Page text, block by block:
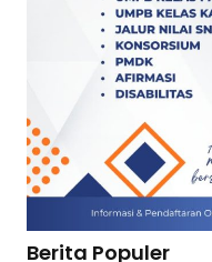
Berita Populer